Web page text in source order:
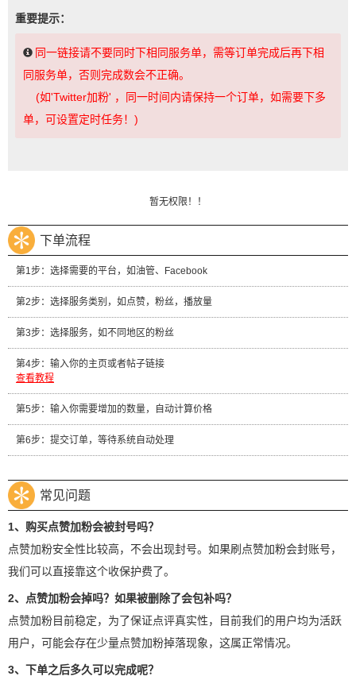
重要提示：
同一链接请不要同时下相同服务单，需等订单完成后再下相
同服务单，否则完成数会不正确。
(如'Twitter加粉' ，同一时间内请保持一个订单，如需要下多
单，可设置定时任务！)
暂无权限！！
下单流程
第1步：选择需要的平台，如油管、Facebook
第2步：选择服务类别，如点赞，粉丝，播放量
第3步：选择服务，如不同地区的粉丝
第4步：输入你的主页或者帖子链接
查看教程
第5步：输入你需要增加的数量，自动计算价格
第6步：提交订单，等待系统自动处理
常见问题
1、购买点赞加粉会被封号吗？
点赞加粉安全性比较高，不会出现封号。如果刷点赞加粉会封账号，
我们可以直接靠这个收保护费了。
2、点赞加粉会掉吗？如果被删除了会包补吗？
点赞加粉目前稳定，为了保证点评真实性，目前我们的用户均为活跃
用户，可能会存在少量点赞加粉掉落现象，这属正常情况。
3、下单之后多久可以完成呢？